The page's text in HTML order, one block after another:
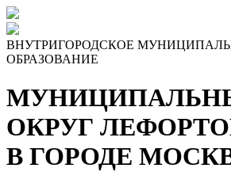
Skip
to
the
content
ВНУТРИГОРОДСКОЕ
ОБРАЗОВАНИЕ
ОКРУГ
В ГОРОДЕ